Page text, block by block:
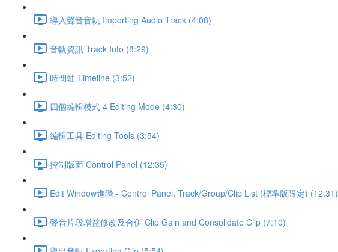
導入聲音音軌 Importing Audio Track (4:08)
音軌資訊 Track Info (8:29)
時間軸 Timeline (3:52)
四個編輯模式 4 Editing Mode (4:30)
編輯工具 Editing Tools (3:54)
控制版面 Control Panel (12:35)
Edit Window進階 - Control Panel, Track/Group/Clip List (標準版限定) (12:31)
聲音片段增益修改及合併 Clip Gain and Consolidate Clip (7:10)